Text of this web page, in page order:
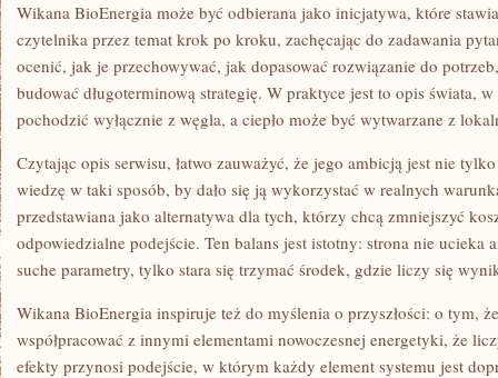
Wikana BioEnergia może być odbierana jako inicjatywa, które
czytelnika przez temat krok po kroku, zachęcając do zadawania
ocenić, jak je przechowywać, jak dopasować rozwiązanie do
budować długoterminową strategię. W praktyce jest to opis świata,
pochodzić wyłącznie z węgla, a ciepło może być wytwarzane z
Czytając opis serwisu, łatwo zauważyć, że jego ambicją jest nie
wiedzę w taki sposób, by dało się ją wykorzystać w realnych
przedstawiana jako alternatywa dla tych, którzy chcą zmniejszyć
odpowiedzialne podejście. Ten balans jest istotny: strona nie ucieka
suche parametry, tylko stara się trzymać środek, gdzie liczy się
Wikana BioEnergia inspiruje też do myślenia o przyszłości: o tym,
współpracować z innymi elementami nowoczesnej energetyki, że
efekty przynosi podejście, w którym każdy element systemu jest